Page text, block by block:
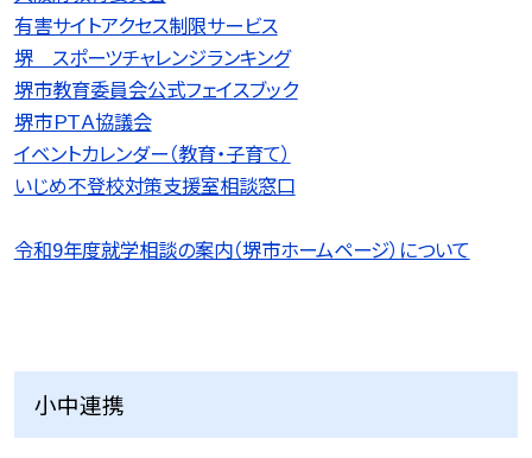
有害サイトアクセス制限サービス
堺 スポーツチャレンジランキング
堺市教育委員会公式フェイスブック
堺市ＰＴＡ協議会
イベントカレンダー（教育・子育て）
いじめ不登校対策支援室相談窓口
令和9年度就学相談の案内（堺市ホームページ）について
小中連携